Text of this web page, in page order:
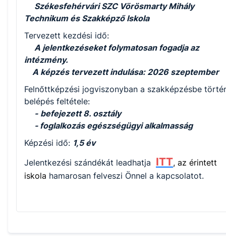
Székesfehérvári SZC Vörösmarty Mihály
Technikum és Szakképző Iskola
Tervezett kezdési idő:
A jelentkezéseket folymatosan fogadja az
intézmény.
A képzés tervezett indulása: 2026 szeptember
Felnőttképzési jogviszonyban a szakképzésbe
belépés feltétele:
- befejezett 8. osztály
- foglalkozás egészségügyi alkalmasság
Képzési idő: 1,5 év
Jelentkezési szándékát leadhatja ITT, az érintett
iskola hamarosan felveszi Önnel a kapcsolatot.